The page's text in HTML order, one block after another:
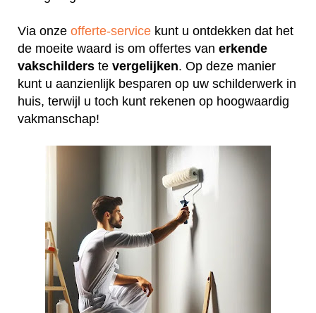
Via onze offerte-service kunt u ontdekken dat het
de moeite waard is om offertes van erkende
vakschilders te vergelijken. Op deze manier
kunt u aanzienlijk besparen op uw schilderwerk in
huis, terwijl u toch kunt rekenen op hoogwaardig
vakmanschap!